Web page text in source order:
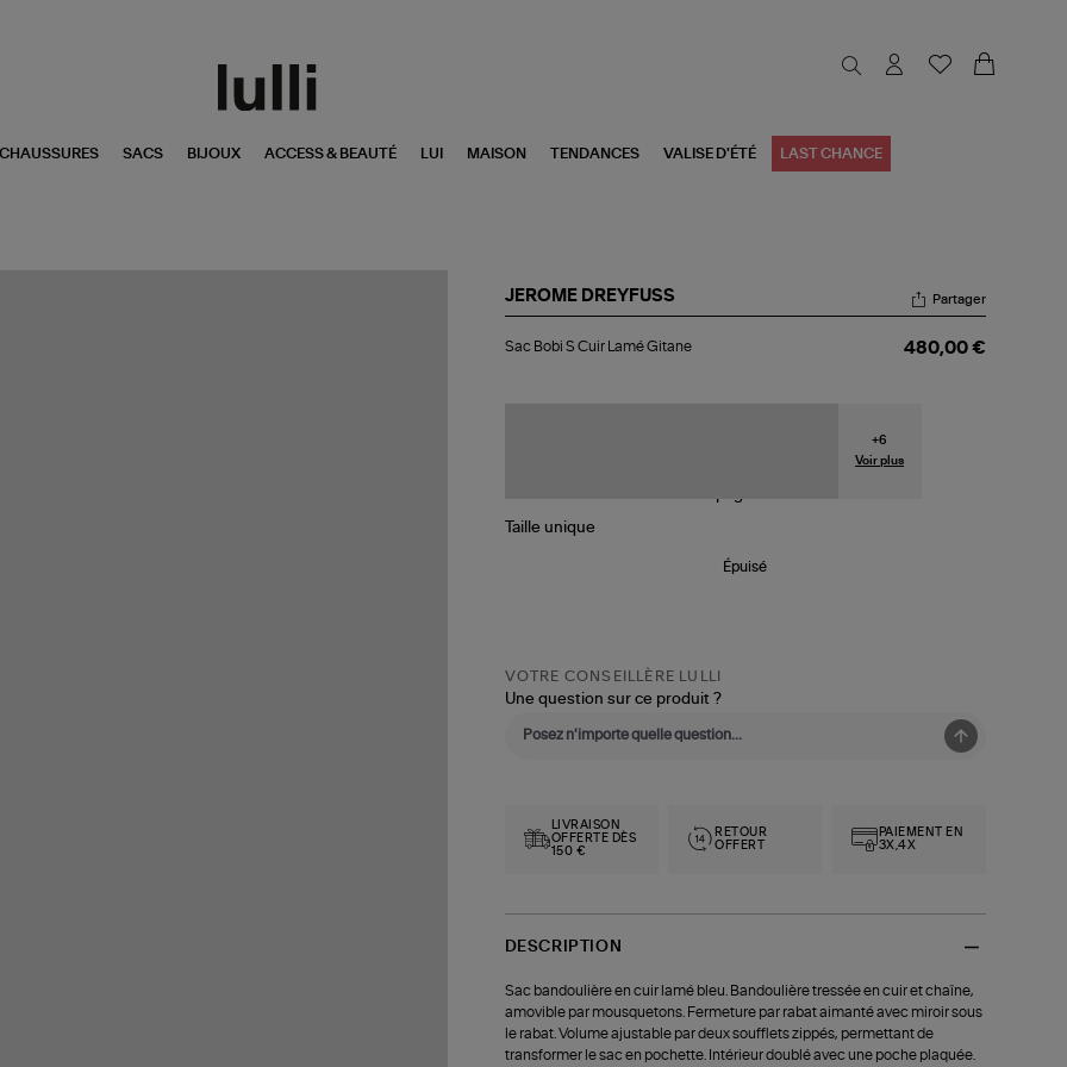
CHAUSSURES SACS BIJOUX ACCESS & BEAUTÉ LUI MAISON TENDANCES VALISE D'ÉTÉ LAST CHANCE
JEROME DREYFUSS
Bobi
Partager
Sac Bobi S Cuir Lamé Gitane 480,00 €
+6
Voir plus
Taille unique
Épuisé
VOTRE CONSEILLÈRE LULLI
Une question sur ce produit ?
LIVRAISON
OFFERTE DÈS
150 €
RETOUR
OFFERT
PAIEMENT EN
3X,4X
DESCRIPTION
Sac bandoulière en cuir lamé bleu. Bandoulière tressée en cuir et chaîne,
amovible par mousquetons. Fermeture par rabat aimanté avec miroir sous
le rabat. Volume ajustable par deux soufflets zippés, permettant de
transformer le sac en pochette. Intérieur doublé avec une poche plaquée.